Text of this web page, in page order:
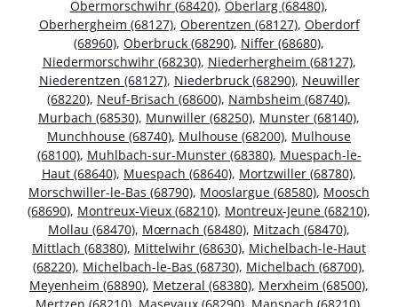
Obermorschwihr (68420), Oberlarg (68480),
Oberhergheim (68127), Oberentzen (68127), Oberdorf
(68960), Oberbruck (68290), Niffer (68680),
Niedermorschwihr (68230), Niederhergheim (68127),
Niederentzen (68127), Niederbruck (68290), Neuwiller
(68220), Neuf-Brisach (68600), Nambsheim (68740),
Murbach (68530), Munwiller (68250), Munster (68140),
Munchhouse (68740), Mulhouse (68200), Mulhouse
(68100), Muhlbach-sur-Munster (68380), Muespach-le-
Haut (68640), Muespach (68640), Mortzwiller (68780),
Morschwiller-le-Bas (68790), Mooslargue (68580), Moosch
(68690), Montreux-Vieux (68210), Montreux-Jeune (68210),
Mollau (68470), Mœrnach (68480), Mitzach (68470),
Mittlach (68380), Mittelwihr (68630), Michelbach-le-Haut
(68220), Michelbach-le-Bas (68730), Michelbach (68700),
Meyenheim (68890), Metzeral (68380), Merxheim (68500),
Mertzen (68210), Masevaux (68290), Manspach (68210),